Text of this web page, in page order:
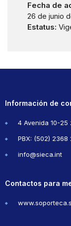
Fecha de
26 de junio
Estatus:
Información de
4 Avenida 10-25
PBX: (502) 2368
info@sieca.int
Contactos para